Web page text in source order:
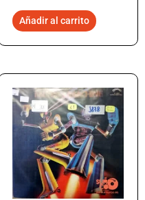
Añadir al carrito